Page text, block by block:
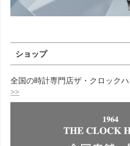
ショップ
全国の時計専門店ザ・クロック
>>